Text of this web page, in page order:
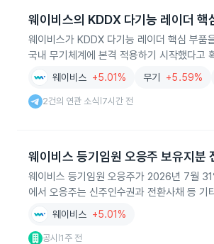
웨이비스의 KDDX 다기능 레이더 핵
웨이비스가 KDDX 다기능 레이더 핵심 부
국내 무기체계에 본격 적용하기 시작했다고
웨이비스 +5.01% 무기 +5.59%
2건의 연관 소식 7시간 전
웨이비스 등기임원 오응주 보유지분
웨이비스 등기임원 오응주가 2026년 7월
에서 오응주는 신주인수권과 전환사채 등
웨이비스 +5.01%
공시 |1주 전